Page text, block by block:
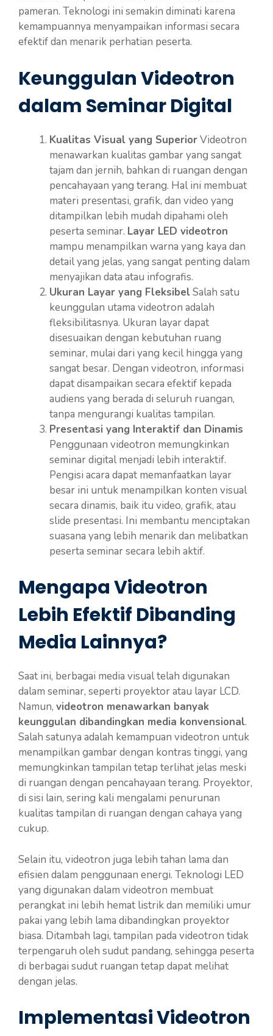
pameran. Teknologi ini semakin diminati karena
kemampuannya menyampaikan informasi secara
efektif dan menarik perhatian peserta.
Keunggulan Videotron
dalam Seminar Digital
Kualitas Visual yang SuperiorVideotron
menawarkan kualitas gambar yang sangat
tajam dan jernih, bahkan di ruangan dengan
pencahayaan yang terang. Hal ini membuat
materi presentasi, grafik, dan video yang
ditampilkan lebih mudah dipahami oleh
peserta seminar. Layar LED videotron
mampu menampilkan warna yang kaya dan
detail yang jelas, yang sangat penting dalam
menyajikan data atau infografis.
Ukuran Layar yang FleksibelSalah satu
keunggulan utama videotron adalah
fleksibilitasnya. Ukuran layar dapat
disesuaikan dengan kebutuhan ruang
seminar, mulai dari yang kecil hingga yang
sangat besar. Dengan videotron, informasi
dapat disampaikan secara efektif kepada
audiens yang berada di seluruh ruangan,
tanpa mengurangi kualitas tampilan.
Presentasi yang Interaktif dan Dinamis
Penggunaan videotron memungkinkan
seminar digital menjadi lebih interaktif.
Pengisi acara dapat memanfaatkan layar
besar ini untuk menampilkan konten visual
secara dinamis, baik itu video, grafik, atau
slide presentasi. Ini membantu menciptakan
suasana yang lebih menarik dan melibatkan
peserta seminar secara lebih aktif.
Mengapa Videotron
Lebih Efektif Dibanding
Media Lainnya?
Saat ini, berbagai media visual telah digunakan
dalam seminar, seperti proyektor atau layar LCD.
Namun, videotron menawarkan banyak
keunggulan dibandingkan media konvensional.
Salah satunya adalah kemampuan videotron untuk
menampilkan gambar dengan kontras tinggi, yang
memungkinkan tampilan tetap terlihat jelas meski
di ruangan dengan pencahayaan terang. Proyektor,
di sisi lain, sering kali mengalami penurunan
kualitas tampilan di ruangan dengan cahaya yang
cukup.
Selain itu, videotron juga lebih tahan lama dan
efisien dalam penggunaan energi. Teknologi LED
yang digunakan dalam videotron membuat
perangkat ini lebih hemat listrik dan memiliki umur
pakai yang lebih lama dibandingkan proyektor
biasa. Ditambah lagi, tampilan pada videotron tidak
terpengaruh oleh sudut pandang, sehingga peserta
di berbagai sudut ruangan tetap dapat melihat
dengan jelas.
Implementasi Videotron